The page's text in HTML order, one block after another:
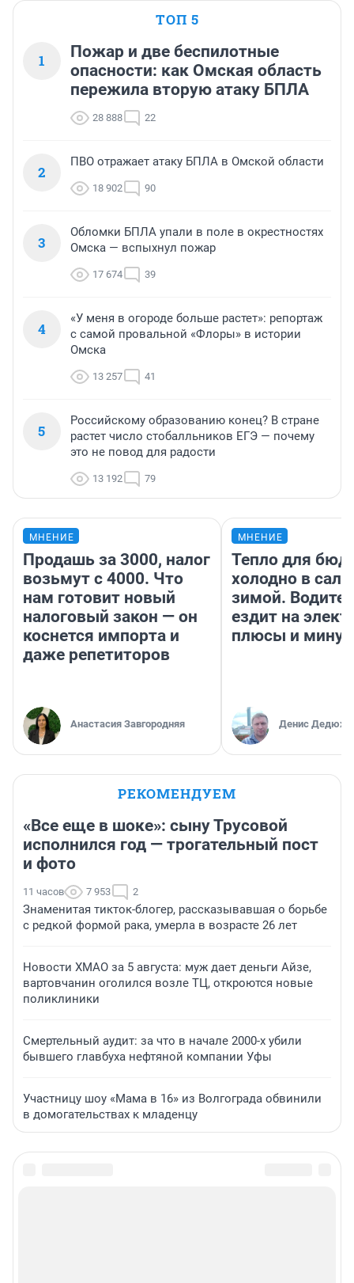
ТОП 5
1
Пожар и две беспилотные
опасности: как Омская область
пережила вторую атаку БПЛА
28 888 22
2
ПВО отражает атаку БПЛА в Омской области
18 902 90
3
Обломки БПЛА упали в поле в окрестностях
Омска — вспыхнул пожар
17 674 39
4
«У меня в огороде больше растет»: репортаж
с самой провальной «Флоры» в истории
Омска
13 257 41
5
Российскому образованию конец? В стране
растет число стобалльников ЕГЭ — почему
это не повод для радости
13 192 79
МНЕНИЕ
Продашь за 3000, налог
возьмут с 4000. Что
нам готовит новый
налоговый закон — он
коснется импорта и
даже репетиторов
Анастасия Завгородняя
МНЕНИЕ
Тепло для
холодно в
зимой.
ездит на
плюсы и
Денис
РЕКОМЕНДУЕМ
«Все еще в шоке»: сыну Трусовой
исполнился год — трогательный пост
и фото
11 часов 7 953 2
Знаменитая тикток-блогер, рассказывавшая о борьбе
с редкой формой рака, умерла в возрасте 26 лет
Новости ХМАО за 5 августа: муж дает деньги Айзе,
вартовчанин оголился возле ТЦ, откроются новые
поликлиники
Смертельный аудит: за что в начале 2000-х убили
бывшего главбуха нефтяной компании Уфы
Участницу шоу «Мама в 16» из Волгограда обвинили
в домогательствах к младенцу